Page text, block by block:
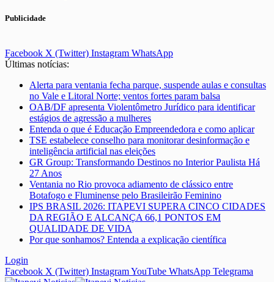
Publicidade
Facebook X (Twitter) Instagram WhatsApp
Últimas notícias:
Alerta para ventania fecha parque, suspende aulas e consultas
no Vale e Litoral Norte; ventos fortes param balsa
OAB/DF apresenta Violentômetro Jurídico para identificar
estágios de agressão a mulheres
Entenda o que é Educação Empreendedora e como aplicar
TSE estabelece conselho para monitorar desinformação e
inteligência artificial nas eleições
GR Group: Transformando Destinos no Interior Paulista Há
27 Anos
Ventania no Rio provoca adiamento de clássico entre
Botafogo e Fluminense pelo Brasileirão Feminino
IPS BRASIL 2026: ITAPEVI SUPERA CINCO CIDADES
DA REGIÃO E ALCANÇA 66,1 PONTOS EM
QUALIDADE DE VIDA
Por que sonhamos? Entenda a explicação científica
Login
Facebook X (Twitter) InstagramYouTube WhatsApp Telegrama